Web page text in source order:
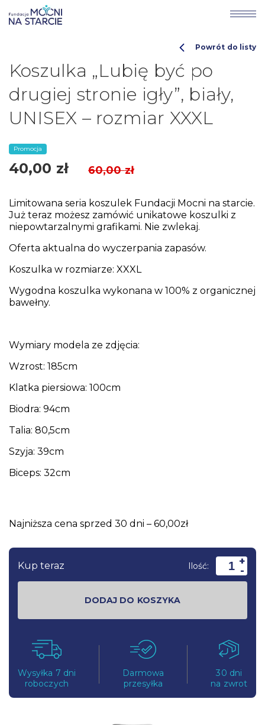
Koszulka „Lubię być po
drugiej stronie igły”, biały,
UNISEX – rozmiar XXXL
Powrót do listy
Promocja
40,00 zł 60,00zł
Limitowana seria koszulek Fundacji Mocni na starcie.
Już teraz możesz zamówić unikatowe koszulki z
niepowtarzalnymi grafikami. Nie zwlekaj.
Oferta aktualna do wyczerpania zapasów.
Koszulka w rozmiarze: XXXL
Wygodna koszulka wykonana w 100% z organicznej
bawełny.
Wymiary modela ze zdjęcia:
Wzrost: 185cm
Klatka piersiowa: 100cm
Biodra: 94cm
Talia: 80,5cm
Szyja: 39cm
Biceps: 32cm
Najniższa cena sprzed 30 dni – 60,00zł
Kup teraz Ilość: +
-
DODAJ DO KOSZYKA
Wysyłka 7 dni
roboczych
Darmowa
przesyłka
30 dni
na zwrot